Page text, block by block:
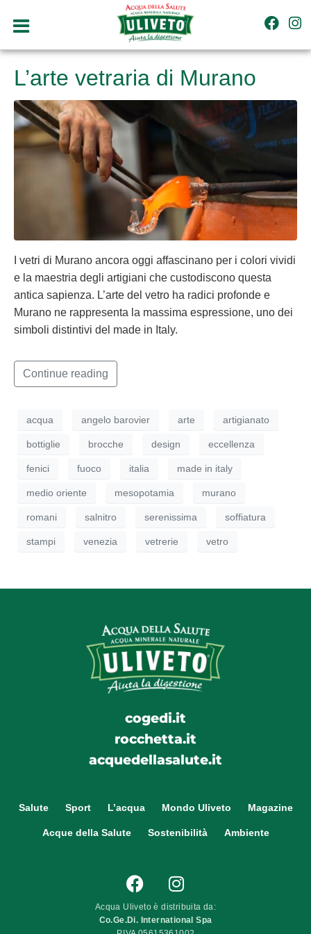
L’arte vetraria di Murano
I vetri di Murano ancora oggi affascinano per i colori vividi
e la maestria degli artigiani che custodiscono questa
antica sapienza. L’arte del vetro ha radici profonde e
Murano ne rappresenta la massima espressione, uno dei
simboli distintivi del made in Italy.
Continue reading
acqua angelo barovier arte artigianato
bottiglie brocche design eccellenza
fenici fuoco italia made in italy
medio oriente mesopotamia murano
romani salnitro serenissima soffiatura
stampi venezia vetrerie vetro
cogedi.it
rocchetta.it
acquedellasalute.it
Salute Sport L’acqua Mondo Uliveto Magazine
Acque della Salute Sostenibilità Ambiente
Acqua Uliveto è distribuita da:
Co.Ge.Di. International Spa